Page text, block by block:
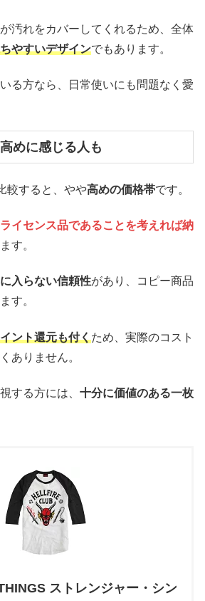
汚れをカバーしてくれるため、全体
やすいデザインでもあります。
る方なら、日常使いにも問題なく愛
めに感じる人も
較すると、やや高めの価格帯です。
イセンス品であることを考えれば納
す。
入らない信頼性があり、コピー商品
す。
ント還元も付くため、実際のコスト
ありません。
する方には、 十分に価値のある一枚
ストレンジャー・シン